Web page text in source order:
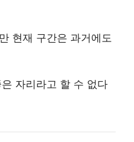
현재 구간은 과거에도
자리라고 할 수 없다